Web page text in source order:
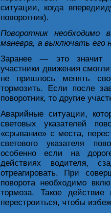
ситуации, когда
поворотник).
Поворотник необходимо
маневра, а выключать его
Заранее — это значит
участники движения
не пришлось менять
тормозить. Если после
поворотник, то другие
Аварийные ситуации,
световых указателей
«срывание» с места,
светового указателя
особенно если на
действиях водителя,
отреагировать. При
поворота необходимо
тормоза. Такое
перестроиться, чтобы